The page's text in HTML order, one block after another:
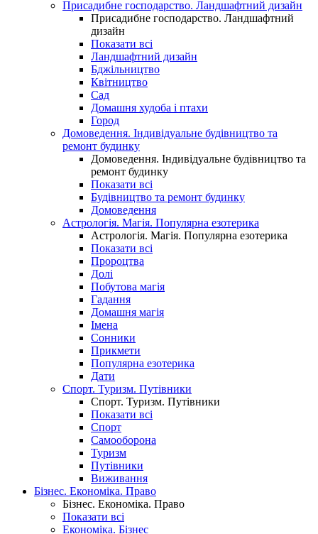
Присадибне господарство. Ландшафтний дизайн
Присадибне господарство. Ландшафтний
дизайн
Показати всі
Ландшафтний дизайн
Бджільництво
Квітництво
Сад
Домашня худоба і птахи
Город
Домоведення. Індивідуальне будівництво та
ремонт будинку
Домоведення. Індивідуальне будівництво та
ремонт будинку
Показати всі
Будівництво та ремонт будинку
Домоведення
Астрологія. Магія. Популярна езотерика
Астрологія. Магія. Популярна езотерика
Показати всі
Пророцтва
Долі
Побутова магія
Гадання
Домашня магія
Імена
Сонники
Прикмети
Популярна езотерика
Дати
Спорт. Туризм. Путівники
Спорт. Туризм. Путівники
Показати всі
Спорт
Самооборона
Туризм
Путівники
Виживання
Бізнес. Економіка. Право
Бізнес. Економіка. Право
Показати всі
Економіка. Бізнес